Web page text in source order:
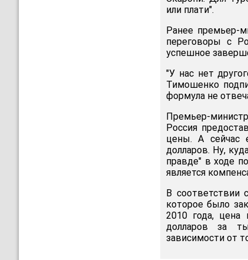
или плати".
Ранее премьер-
переговоры с
успешное
"У нас нет
Тимошенко
формула не
Премьер-
Россия
цены. А сейчас
долларов. Ну,
правде" в ходе
является
В соответствии
которое было
2010 года, цена
долларов за
зависимости от